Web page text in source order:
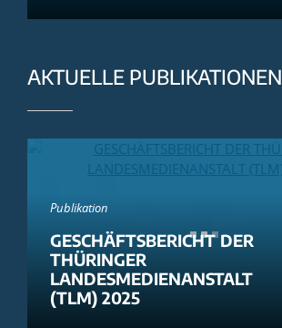
AKTUELLE PUBLIKATIONEN
Publikation
GESCHÄFTSBERICHT DER
THÜRINGER
LANDESMEDIENANSTALT
(TLM) 2025